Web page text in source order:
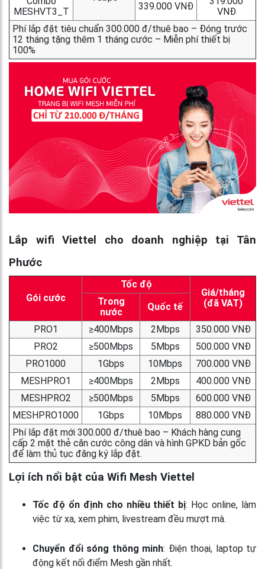
MESHVT3_T
339.000 VNĐ
VNĐ
Phí lắp đặt tiêu chuẩn 300.000 đ/thuê bao – Đóng trước
12 tháng tặng thêm 1 tháng cước – Miễn phí thiết bị
100%
Lắp wifi Viettel cho doanh nghiệp tại Tân
Phước
Gói cước
Tốc độ
Giá/tháng
(đã VAT)
Trong
nước
Quốc tế
PRO1
≥400Mbps 2Mbps
350.000 VNĐ
PRO2
≥500Mbps 5Mbps
500.000 VNĐ
PRO1000
1Gbps 10Mbps
700.000 VNĐ
MESHPRO1
≥400Mbps 2Mbps
400.000 VNĐ
MESHPRO2
≥500Mbps 5Mbps
600.000 VNĐ
MESHPRO1000
1Gbps 10Mbps
880.000 VNĐ
Phí lắp đặt mới 300.000 đ/thuê bao – Khách hàng cung
cấp 2 mặt thẻ căn cước công dân và hình GPKD bản gốc
để làm thủ tục đăng ký lắp đặt.
Lợi ích nổi bật của Wifi Mesh Viettel
Tốc độ ổn định cho nhiều thiết bị: Học online, làm
việc từ xa, xem phim, livestream đều mượt mà.
Chuyển đổi sóng thông minh: Điện thoại, laptop tự
động kết nối điểm Mesh gần nhất.